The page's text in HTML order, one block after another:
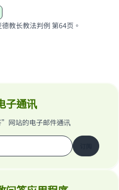
教长教法判例 第64页。
子通讯
网站的电子邮件通讯